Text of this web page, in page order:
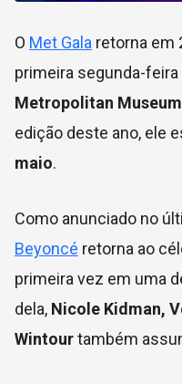
O Met Gala retorna em
primeira segunda-
Metropolitan
edição deste ano, ele
maio.
Como anunciado no
Beyoncé retorna ao
primeira vez em uma
dela, Nicole Kidman,
Wintourtambém